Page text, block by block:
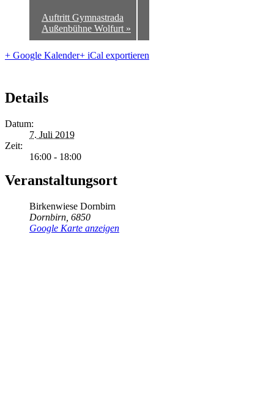
Auftritt Gymnastrada
Außenbühne Wolfurt »
+ Google Kalender+ iCal exportieren
Details
Datum:
7. Juli 2019
Zeit:
16:00 - 18:00
Veranstaltungsort
Birkenwiese Dornbirn
Dornbirn 6850
Google Karte anzeigen